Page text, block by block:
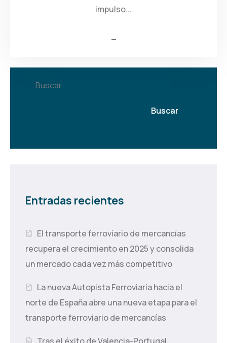
impulso...
Buscar
Buscar
Entradas recientes
El transporte ferroviario de mercancías
recupera el crecimiento en 2025 y consolida
un mercado cada vez más competitivo
La nueva Autopista Ferroviaria hacia el
norte de España abre una nueva etapa para el
transporte ferroviario de mercancías